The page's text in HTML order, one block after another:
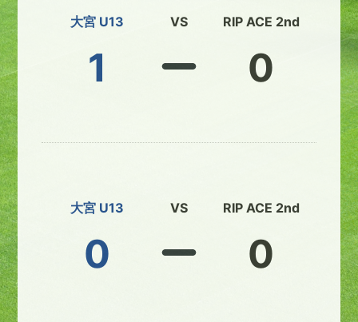
大宮 U13
1
VS RIP ACE 2nd
0
大宮 U13
0
VS RIP ACE 2nd
0